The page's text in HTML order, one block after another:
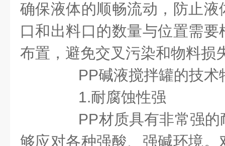
确保液体的顺畅流动，防止
口和出料口的数量与位置需
布置，避免交叉污染和物料损
PP碱液搅拌罐的技术
1.耐腐蚀性强
PP材质具有非常强的
够应对各种强酸、强碱环境